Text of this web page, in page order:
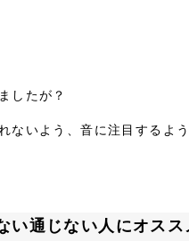
したが？
ないよう、音に注目するよ
い通じない人にオスス